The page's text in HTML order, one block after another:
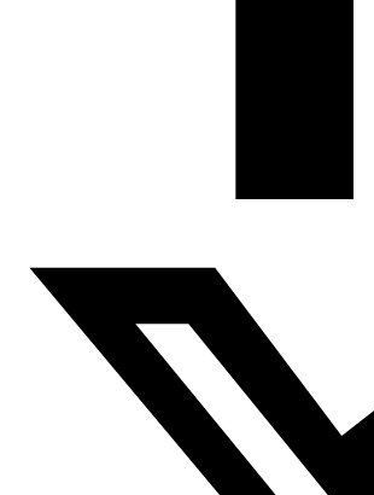
especialista en Oriente Medio)
30/09-19h: Palestina y Líbano:
una situación de guerra y emergencia
Mohamed Abuhashem (Abogado de
(Stop the Wall) y Activistas de Haq Al
por la sanidad universal en Líbano)